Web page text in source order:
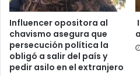
Influencer opositora al
chavismo asegura que
persecución política la
obligó a salir del país y
pedir asilo en el extranjero